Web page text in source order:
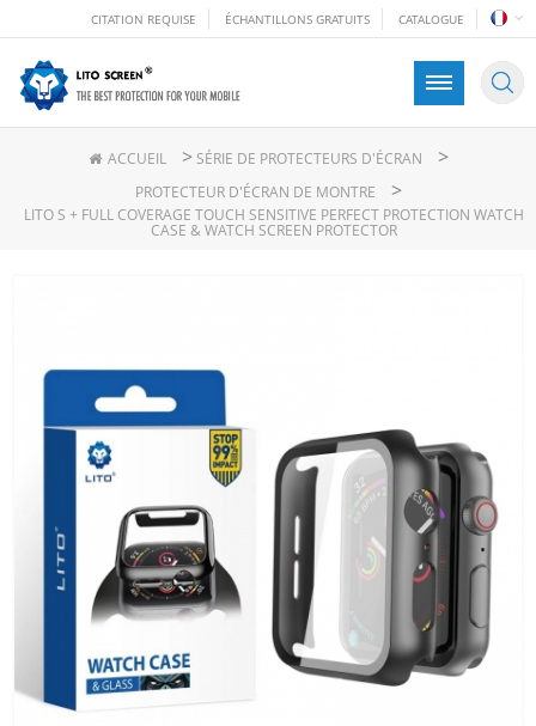
CITATION REQUISE ÉCHANTILLONS GRATUITS CATALOGUE
ACCUEIL > SÉRIE DE PROTECTEURS D'ÉCRAN >
PROTECTEUR D'ÉCRAN DE MONTRE >
LITO S + FULL COVERAGE TOUCH SENSITIVE PERFECT PROTECTION WATCH
CASE & WATCH SCREEN PROTECTOR